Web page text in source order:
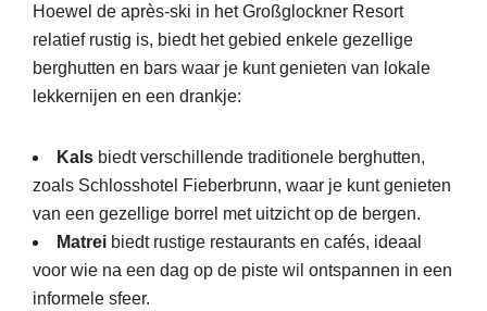
Hoewel de après-ski in het Großglockner Resort
relatief rustig is, biedt het gebied enkele gezellige
berghutten en bars waar je kunt genieten van lokale
lekkernijen en een drankje:
Kals biedt verschillende traditionele berghutten,
zoals Schlosshotel Fieberbrunn, waar je kunt genieten
van een gezellige borrel met uitzicht op de bergen.
Matrei biedt rustige restaurants en cafés, ideaal
voor wie na een dag op de piste wil ontspannen in een
informele sfeer.